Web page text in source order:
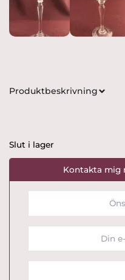
Produktbeskrivning
Slut i lager
Kontakta mig